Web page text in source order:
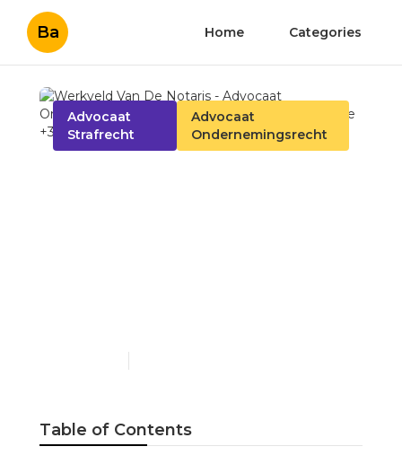
Ba Home Categories
Advocaat
Strafrecht
Advocaat
Ondernemingsrecht
Table of Contents